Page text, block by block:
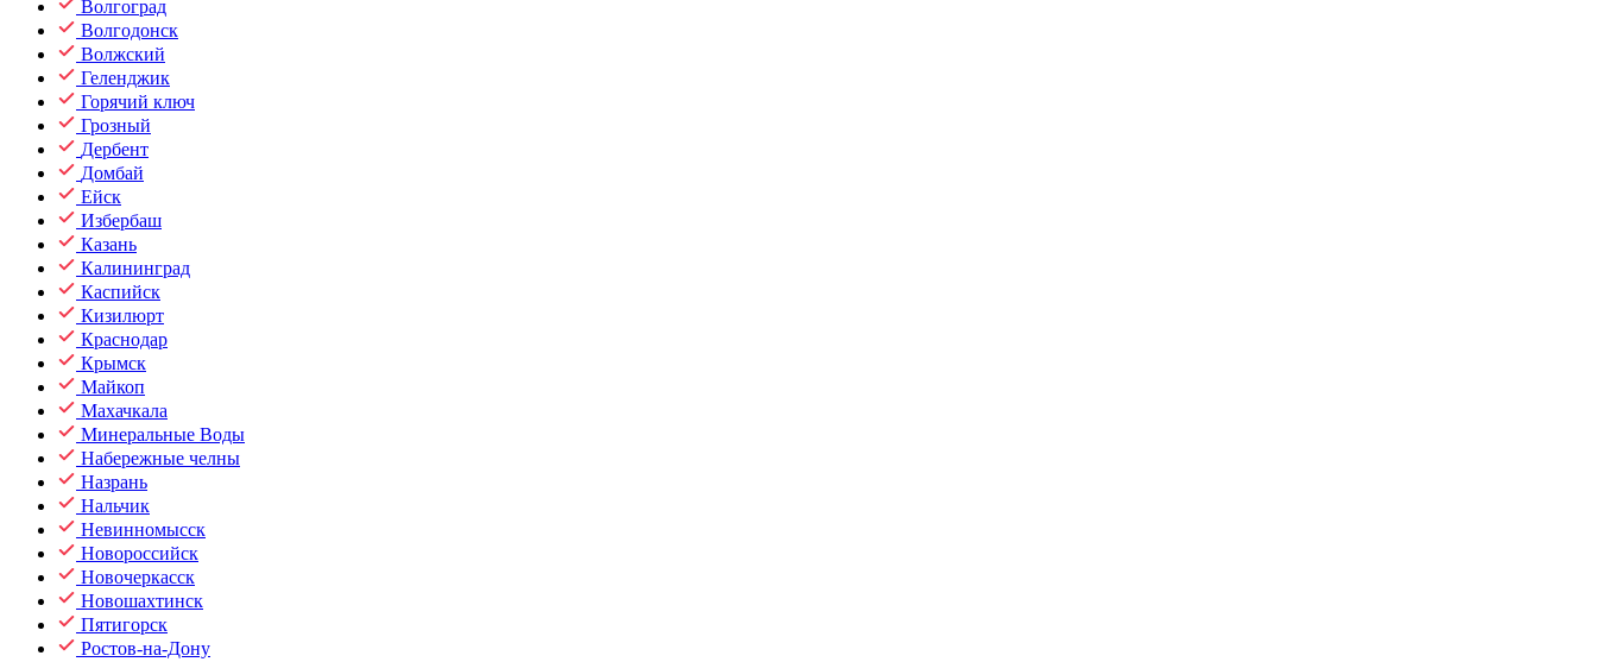
Волгоград
Волгодонск
Волжский
Геленджик
Горячий ключ
Грозный
Дербент
Домбай
Ейск
Избербаш
Казань
Калининград
Каспийск
Кизилюрт
Краснодар
Крымск
Майкоп
Махачкала
Минеральные Воды
Набережные челны
Назрань
Нальчик
Невинномысск
Новороссийск
Новочеркасск
Новошахтинск
Пятигорск
Ростов-на-Дону